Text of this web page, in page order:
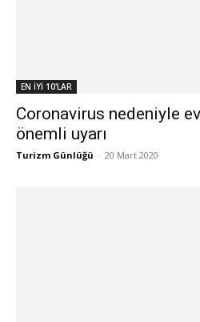
EN İYİ 10'LAR
Coronavirus nedeniyle
önemli uyarı
Turizm Günlüğü - 20 Mart 2020